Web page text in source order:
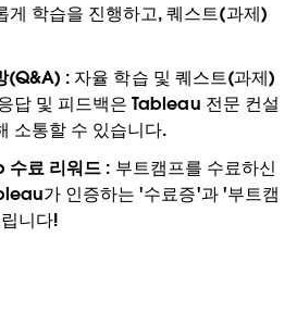
게 학습을 진행하고, 퀘스트(과제)
(Q&A) : 자율 학습 및 퀘스트(과제)
답 및 피드백은 Tableau 전문 컨설
소통할 수 있습니다.
료 리워드 : 부트캠프를 수료하신
가 인증하는 '수료증'과 '부트캠
니다!